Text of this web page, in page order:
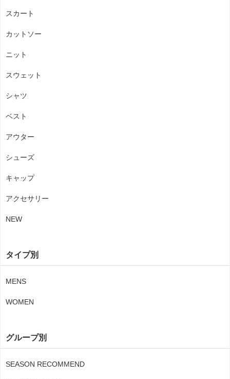
スカート
カットソー
ニット
スウェット
シャツ
ベスト
アウター
シューズ
キャップ
アクセサリー
NEW
タイプ別
MENS
WOMEN
グループ別
SEASON RECOMMEND